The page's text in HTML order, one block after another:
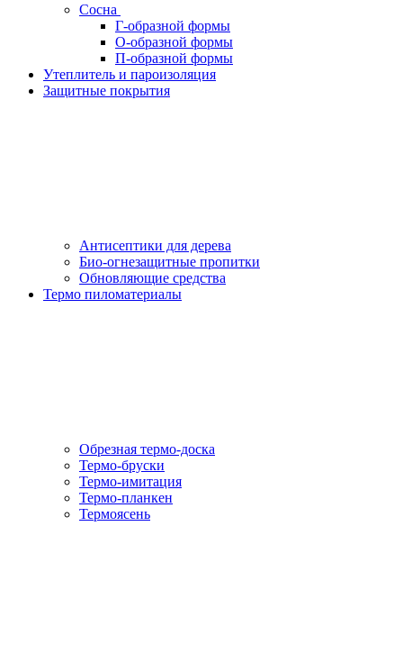
Сосна
Г-образной формы
О-образной формы
П-образной формы
Утеплитель и пароизоляция
Защитные покрытия
Антисептики для дерева
Био-огнезащитные пропитки
Обновляющие средства
Термо пиломатериалы
Обрезная термо-доска
Термо-бруски
Термо-имитация
Термо-планкен
Термоясень